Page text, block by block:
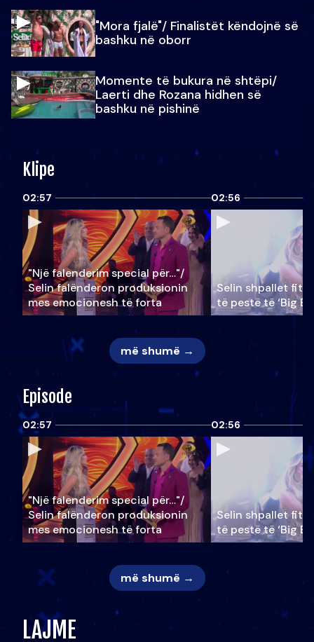
"Mora fjalë"/ Finalistët këndojnë së
bashku në oborr
Momente të bukura në shtëpi/
Laerti dhe Rozana hidhen së
bashku në pishinë
Klipe
02:57
"Një falenderim special për…"/
Selin falënderon produksionin
mes emocionesh të forta
02:56
Selin shpallet
të pestë të ‘Big
më shumë →
Episode
02:57
"Një falenderim special për…"/
Selin falënderon produksionin
mes emocionesh të forta
02:56
Selin shpallet
të pestë të ‘Big
më shumë →
LAJME